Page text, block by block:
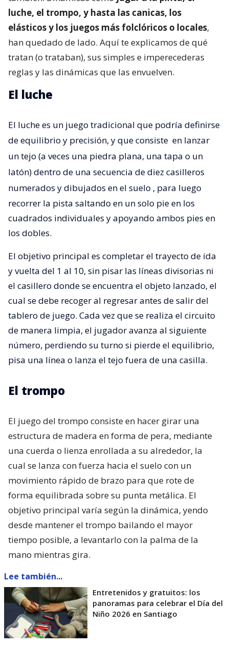
luche, el trompo, y hasta las canicas, los
elásticos y los juegos más folclóricos o locales,
han quedado de lado. Aquí te explicamos de qué
tratan (o trataban), sus simples e imperecederas
reglas y las dinámicas que las envuelven.
El luche
El luche es un juego tradicional que podría definirse
de equilibrio y precisión, y que consiste en lanzar
un tejo (a veces una piedra plana, una tapa o un
latón) dentro de una secuencia de diez casilleros
numerados y dibujados en el suelo , para luego
recorrer la pista saltando en un solo pie en los
cuadrados individuales y apoyando ambos pies en
los dobles.
El objetivo principal es completar el trayecto de ida
y vuelta del 1 al 10, sin pisar las líneas divisorias ni
el casillero donde se encuentra el objeto lanzado, el
cual se debe recoger al regresar antes de salir del
tablero de juego. Cada vez que se realiza el circuito
de manera limpia, el jugador avanza al siguiente
número, perdiendo su turno si pierde el equilibrio,
pisa una línea o lanza el tejo fuera de una casilla.
El trompo
El juego del trompo consiste en hacer girar una
estructura de madera en forma de pera, mediante
una cuerda o lienza enrollada a su alrededor, la
cual se lanza con fuerza hacia el suelo con un
movimiento rápido de brazo para que rote de
forma equilibrada sobre su punta metálica. El
objetivo principal varía según la dinámica, yendo
desde mantener el trompo bailando el mayor
tiempo posible, a levantarlo con la palma de la
mano mientras gira.
Lee también...
Entretenidos y gratuitos: los
panoramas para celebrar el Día del
Niño 2026 en Santiago